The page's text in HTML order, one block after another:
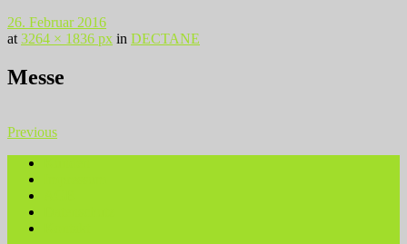
26. Februar 2016
at 3264 × 1836 px in DECTANE
Messe
Previous